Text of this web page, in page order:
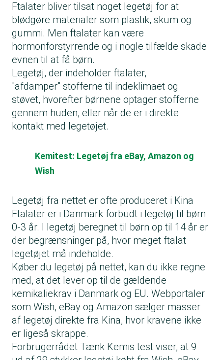
Ftalater bliver tilsat noget legetøj for at
blødgøre materialer som plastik, skum og
gummi. Men ftalater kan være
hormonforstyrrende og i nogle tilfælde skade
evnen til at få børn.
Legetøj, der indeholder ftalater,
"afdamper" stofferne til indeklimaet og
støvet, hvorefter børnene optager stofferne
gennem huden, eller når de er i direkte
kontakt med legetøjet.
Kemitest: Legetøj fra eBay, Amazon og
Wish
Legetøj fra nettet er ofte produceret i Kina
Ftalater er i Danmark forbudt i legetøj til børn
0-3 år. I legetøj beregnet til børn op til 14 år er
der begrænsninger på, hvor meget ftalat
legetøjet må indeholde.
Køber du legetøj på nettet, kan du ikke regne
med, at det lever op til de gældende
kemikaliekrav i Danmark og EU. Webportaler
som Wish, eBay og Amazon sælger masser
af legetøj direkte fra Kina, hvor kravene ikke
er ligeså skrappe.
Forbrugerrådet Tænk Kemis test viser, at 9